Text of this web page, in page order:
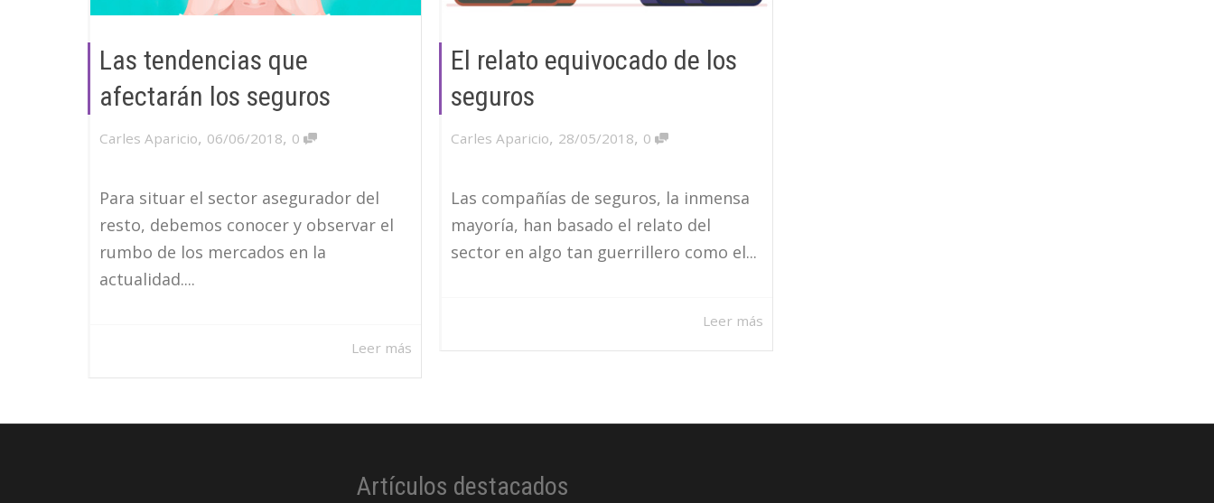
Las tendencias que
afectarán los seguros
Carles Aparicio, 06/06/2018, 0
Para situar el sector asegurador del
resto, debemos conocer y observar el
rumbo de los mercados en la
actualidad....
Leer más
El relato equivocado de los
seguros
Carles Aparicio, 28/05/2018, 0
Las compañías de seguros, la inmensa
mayoría, han basado el relato del
sector en algo tan guerrillero como el...
Leer más
Artículos destacados